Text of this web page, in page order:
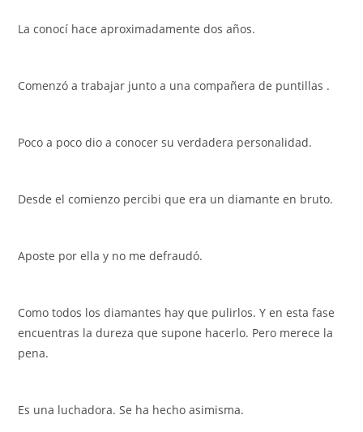
La conocí hace aproximadamente dos años.
Comenzó a trabajar junto a una compañera de puntillas .
Poco a poco dio a conocer su verdadera personalidad.
Desde el comienzo percibi que era un diamante en bruto.
Aposte por ella y no me defraudó.
Como todos los diamantes hay que pulirlos. Y en esta fase
encuentras la dureza que supone hacerlo. Pero merece la
pena.
Es una luchadora. Se ha hecho asimisma.